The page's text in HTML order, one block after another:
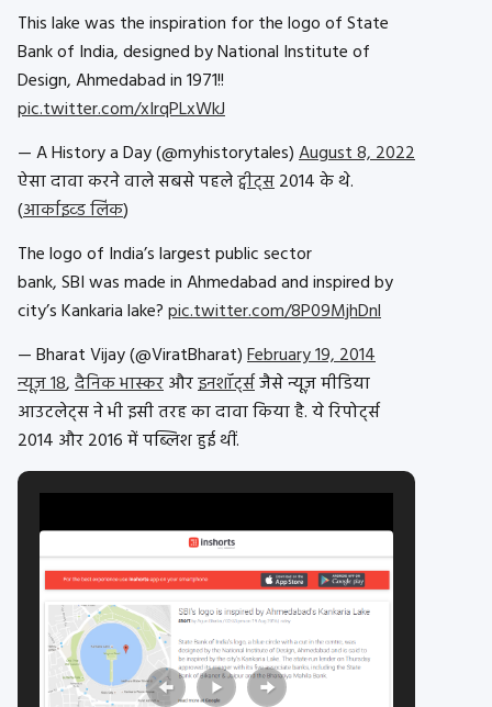
This lake was the inspiration for the logo of State
Bank of India, designed by National Institute of
Design, Ahmedabad in 1971!!
pic.twitter.com/xIrqPLxWkJ
— A History a Day (@myhistorytales)August 8, 2022
ऐसा दावा करने वाले सबसे पहलेट्वीट्स2014 के थे.
(आर्काइव्ड लिंक)
The logo of India’s largest public sector
bank, SBI was made in Ahmedabad and inspired by
city’s Kankaria lake?pic.twitter.com/8P09MjhDnl
— Bharat Vijay (@ViratBharat)February 19, 2014
न्यूज़ 18,दैनिक भास्करऔरइनशॉर्ट्सजैसे न्यूज़ मीडिया
आउटलेट्स ने भी इसी तरह का दावा किया है. ये रिपोर्ट्स
2014 और 2016 में पब्लिश हुई थीं.